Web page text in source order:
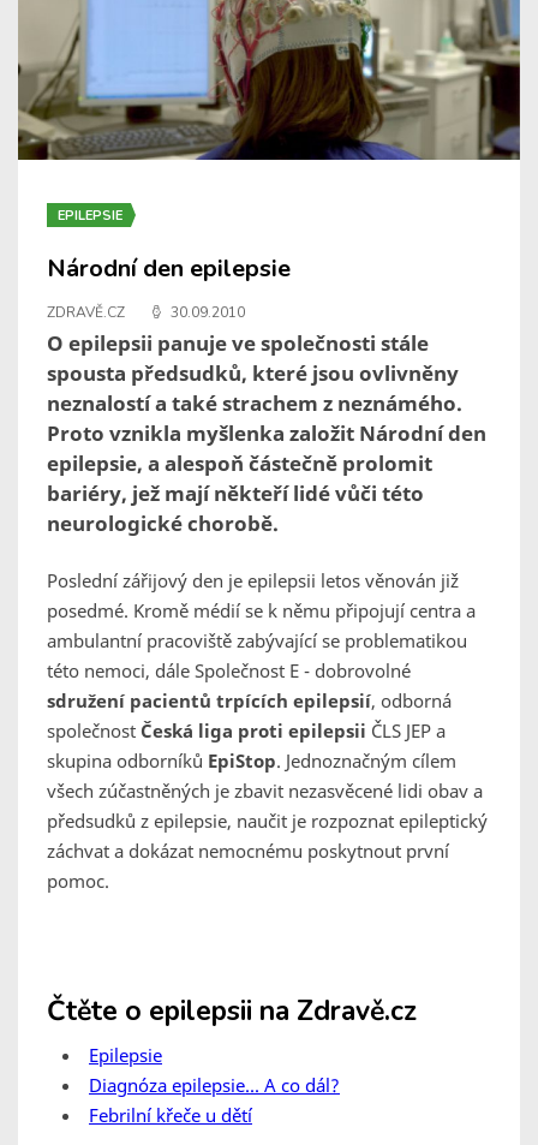
EPILEPSIE
Národní den epilepsie
ZDRAVĚ.CZ 30.09.2010
O epilepsii panuje ve společnosti stále
spousta předsudků, které jsou ovlivněny
neznalostí a také strachem z neznámého.
Proto vznikla myšlenka založit Národní den
epilepsie, a alespoň částečně prolomit
bariéry, jež mají někteří lidé vůči této
neurologické chorobě.
Poslední zářijový den je epilepsii letos věnován již
posedmé. Kromě médií se k němu připojují centra a
ambulantní pracoviště zabývající se problematikou
této nemoci, dále Společnost E - dobrovolné
sdružení pacientů trpících epilepsií, odborná
společnost Česká liga proti epilepsii ČLS JEP a
skupina odborníků EpiStop. Jednoznačným cílem
všech zúčastněných je zbavit nezasvěcené lidi obav a
předsudků z epilepsie, naučit je rozpoznat epileptický
záchvat a dokázat nemocnému poskytnout první
pomoc.
Čtěte o epilepsii na Zdravě.cz
Epilepsie
Diagnóza epilepsie... A co dál?
Febrilní křeče u dětí